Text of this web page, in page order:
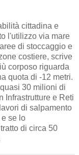
cittadina e
l'utilizzo via mare
di stoccaggio e
costiere, scrive
corposo riguarda
quota di -12 metri.
30 milioni di
Infrastrutture e Reti
di salpamento
se lo
di circa 50